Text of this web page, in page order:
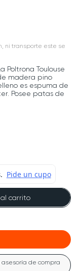
ni transporte este se
Poltrona Toulouse
madera pino
es espuma de
Posee patas de
carrito
asesoría de compra